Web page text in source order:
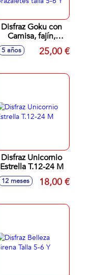
Disfraz Goku con
Camisa, fajín,
pantalones,
cubrebotas y
Y
5 años 25,00 €
Disfraz Unicornio
Estrella T.12-24 M
12 meses 18,00 €